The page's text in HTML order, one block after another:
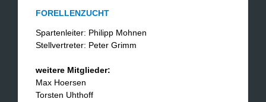
FORELLENZUCHT
Spartenleiter: Philipp Mohnen
Stellvertreter: Peter Grimm
weitere Mitglieder:
​Max Hoersen
Torsten Uhthoff